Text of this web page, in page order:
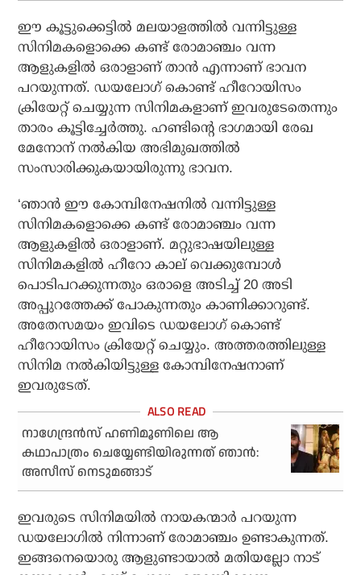
ഈ കൂട്ടുക്കെട്ടില്‍ മലയാളത്തില്‍ വന്നിട്ടുള്ള
സിനിമകളൊക്കെ കണ്ട് രോമാഞ്ചം വന്ന
ആളുകളില്‍ ഒരാളാണ് താന്‍ എന്നാണ് ഭാവന
പറയുന്നത്. ഡയലോഗ് കൊണ്ട് ഹീറോയിസം
ക്രിയേറ്റ് ചെയ്യുന്ന സിനിമകളാണ് ഇവരുടേതെന്നും
താരം കൂട്ടിച്ചേര്‍ത്തു. ഹണ്ടിന്റെ ഭാഗമായി രേഖ
മേനോന് നല്‍കിയ അഭിമുഖത്തില്‍
സംസാരിക്കുകയായിരുന്നു ഭാവന.
‘ഞാന്‍ ഈ കോമ്പിനേഷനില്‍ വന്നിട്ടുള്ള
സിനിമകളൊക്കെ കണ്ട് രോമാഞ്ചം വന്ന
ആളുകളില്‍ ഒരാളാണ്. മറ്റുഭാഷയിലുള്ള
സിനിമകളില്‍ ഹീറോ കാല് വെക്കുമ്പോള്‍
പൊടിപറക്കുന്നതും ഒരാളെ അടിച്ച് 20 അടി
അപ്പുറത്തേക്ക് പോകുന്നതും കാണിക്കാറുണ്ട്.
അതേസമയം ഇവിടെ ഡയലോഗ് കൊണ്ട്
ഹീറോയിസം ക്രിയേറ്റ് ചെയ്യും. അത്തരത്തിലുള്ള
സിനിമ നല്‍കിയിട്ടുള്ള കോമ്പിനേഷനാണ്
ഇവരുടേത്.
നാഗേന്ദ്രന്‍സ് ഹണിമൂണിലെ ആ
കഥാപാത്രം ചെയ്യേണ്ടിയിരുന്നത് ഞാന്‍:
അസീസ് നെടുമങ്ങാട്
ഇവരുടെ സിനിമയില്‍ നായകന്മാര്‍ പറയുന്ന
ഡയലോഗില്‍ നിന്നാണ് രോമാഞ്ചം ഉണ്ടാകുന്നത്.
ഇങ്ങനെയൊരു ആളുണ്ടായാല്‍ മതിയല്ലോ നാട്